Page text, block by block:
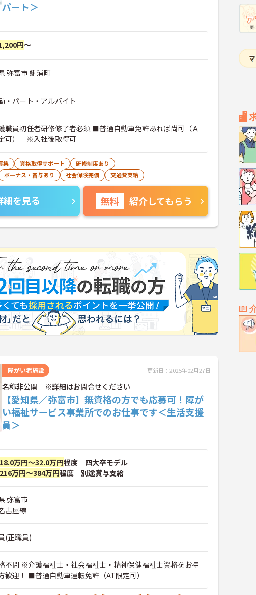
パート＞
円～
弥富市 鯏浦町
・パート・アルバイト
職員初任者研修修了者必須 ■普通自動車免許あれば尚可（Ａ
可） ※入社後取得可
集 資格取得サポート
研修制度あり
ボーナス・賞与あり 社会保険完備 交通費支給
細を見る 無料 紹介してもらう
障がい者施設 更新日：2025年02月27日
名称非公開 ※詳細はお問合せください
【愛知県／弥富市】無資格の方でも応募可！障が
い福祉サービス事業所でのお仕事です＜生活支援
員＞
18.0万円～32.0万円程度 四大卒モデル
216万円～384万円程度 別途賞与支給
弥富市
古屋線
(正職員)
不問 ※介護福祉士・社会福祉士・精神保健福祉士資格をお持
歓迎！ ■普通自動車運転免許（AT限定可）